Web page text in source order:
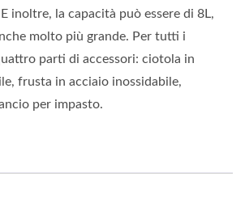
inoltre, la capacità può essere di 8L,
molto più grande. Per tutti i
parti di accessori: ciotola in
frusta in acciaio inossidabile,
per impasto.